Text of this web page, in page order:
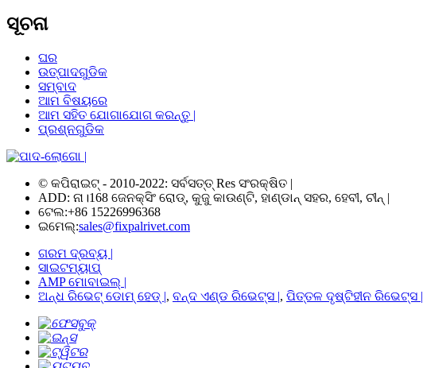
ସୂଚନା
ଘର
ଉତ୍ପାଦଗୁଡିକ
ସମ୍ବାଦ
ଆମ ବିଷୟରେ
ଆମ ସହିତ ଯୋଗାଯୋଗ କରନ୍ତୁ |
ପ୍ରଶ୍ନଗୁଡିକ
© କପିରାଇଟ୍ - 2010-2022: ସର୍ବସତ୍ତ୍ Res ସଂରକ୍ଷିତ |
ADD: ନା।168 ଜେନକ୍ସିଂ ରୋଡ୍, କୁଜୁ କାଉଣ୍ଟି, ହାଣ୍ଡାନ୍ ସହର, ହେବୀ, ଚୀନ୍ |
ଟେଲ:+86 15226996368
ଇମେଲ୍:sales@fixpalrivet.com
ଗରମ ଦ୍ରବ୍ୟ |
ସାଇଟମ୍ୟାପ୍
AMP ମୋବାଇଲ୍ |
ଅନ୍ଧ ରିଭେଟ୍ ଡୋମ୍ ହେଡ୍ |, ବନ୍ଦ ଏଣ୍ଡ ରିଭେଟ୍ସ |, ପିତ୍ତଳ ଦୃଷ୍ଟିହୀନ ରିଭେଟ୍ସ |